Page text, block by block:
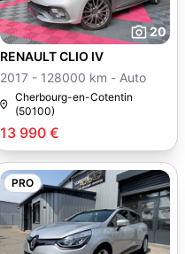
20
13 990 €
RENAULT CLIO IV
2017 - 128000 km - Auto
Cherbourg-en-Cotentin
(50100)
PRO